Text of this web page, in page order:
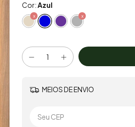
Cor:Azul
MEIOS DE ENVIO